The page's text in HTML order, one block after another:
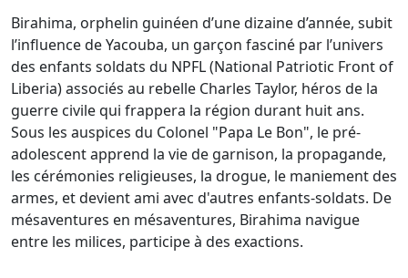
Birahima, orphelin guinéen d’une dizaine d’année, subit
l’influence de Yacouba, un garçon fasciné par l’univers
des enfants soldats du NPFL (National Patriotic Front of
Liberia) associés au rebelle Charles Taylor, héros de la
guerre civile qui frappera la région durant huit ans.
Sous les auspices du Colonel "Papa Le Bon", le pré-
adolescent apprend la vie de garnison, la propagande,
les cérémonies religieuses, la drogue, le maniement des
armes, et devient ami avec d'autres enfants-soldats. De
mésaventures en mésaventures, Birahima navigue
entre les milices, participe à des exactions.